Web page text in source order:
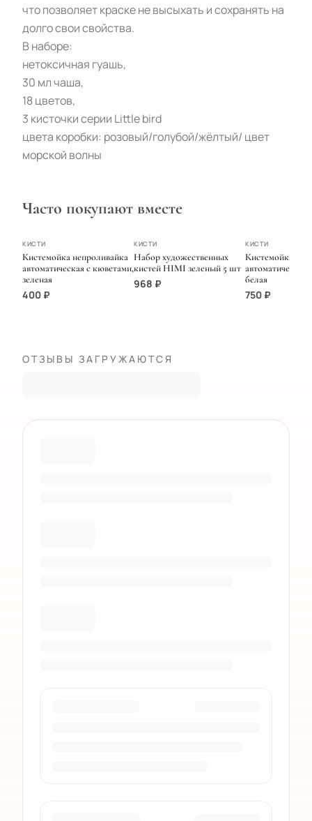
что позволяет краске не высыхать и сохранять на
долго свои свойства.
В наборе:
нетоксичная гуашь,
30 мл чаша,
18 цветов,
3 кисточки серии Little bird
цвета коробки: розовый/голубой/жёлтый/ цвет
морской волны
Часто покупают вместе
ХИТ
КИСТИ
Кистемойка непроливайка
автоматическая с кюветами,
зеленая
400 ₽
ПОПУЛЯРНОЕ
КИСТИ
Набор художественных
кистей HIMI зеленый 5 шт
968 ₽
КИСТИ
Кистемойка
автоматическая
белая
750 ₽
ОТЗЫВЫ ЗАГРУЖАЮТСЯ